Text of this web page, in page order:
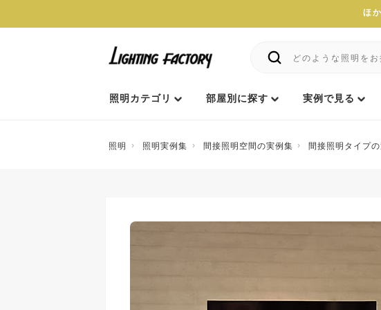
ほ
照明カテゴリ 部屋別に探す 実例で見る
照明 照明実例集 間接照明空間の実例集 間接照明タイプ